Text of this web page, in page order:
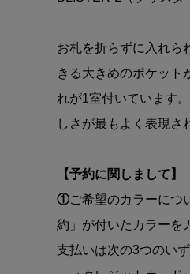
お札を折らずに入れら
きる大きめのポケット
れが1室付いています
しさが最もよく表現さ
【予約に関しまして】
①ご希望のカラーにつ
約」が付いたカラーを
支払いは次の3つのい